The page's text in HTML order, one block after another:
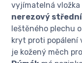
vyjímatelná vložka
nerezový střední
leštěného plechu
kryt proti popálení
je kožený měch